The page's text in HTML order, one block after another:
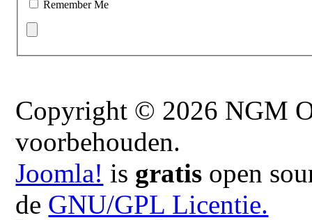
Remember Me
Copyright © 2026 NGM
voorbehouden.
Joomla! is gratis open
de GNU/GPL Licentie.